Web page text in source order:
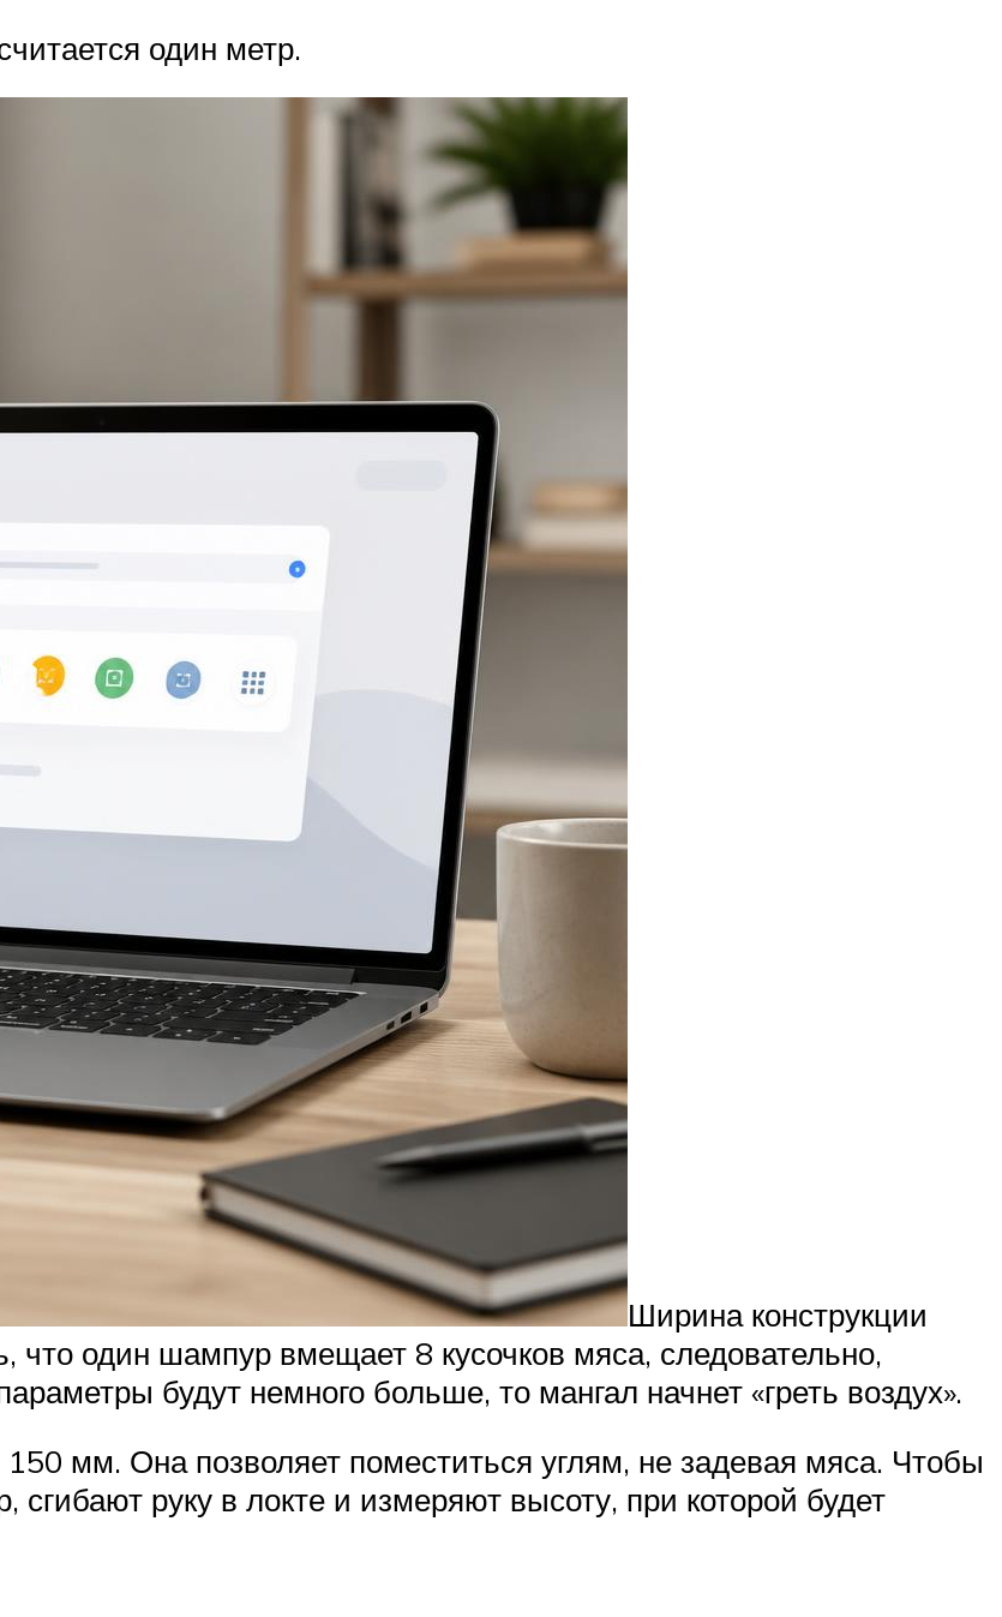
один метр.
Ширина конструкции
что один шампур вмещает 8 кусочков мяса, следовательно,
будут немного больше, то мангал начнет «греть воздух».
мм. Она позволяет поместиться углям, не задевая мяса. Чтобы
сгибают руку в локте и измеряют высоту, при которой будет